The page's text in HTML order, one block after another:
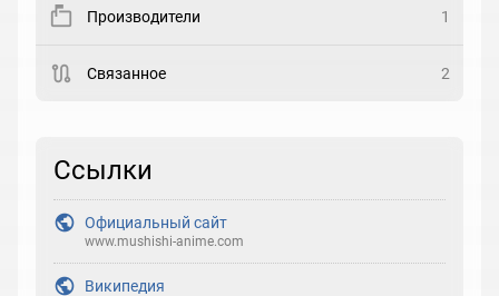
Рейтинг
Реакция
Производители 1
Связанное 2
Ссылки
Официальный сайт
www.mushishi-anime.com
Википедия